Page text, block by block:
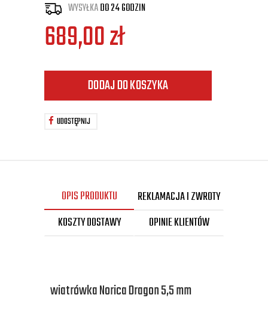
WYSYŁKADO 24 GODZIN
689,00zł
DODAJ DO KOSZYKA
UDOSTĘPNIJ
OPIS PRODUKTU
REKLAMACJA I ZWROTY
KOSZTY DOSTAWY
OPINIE KLIENTÓW
wiatrówka Norica Dragon 5,5 mm